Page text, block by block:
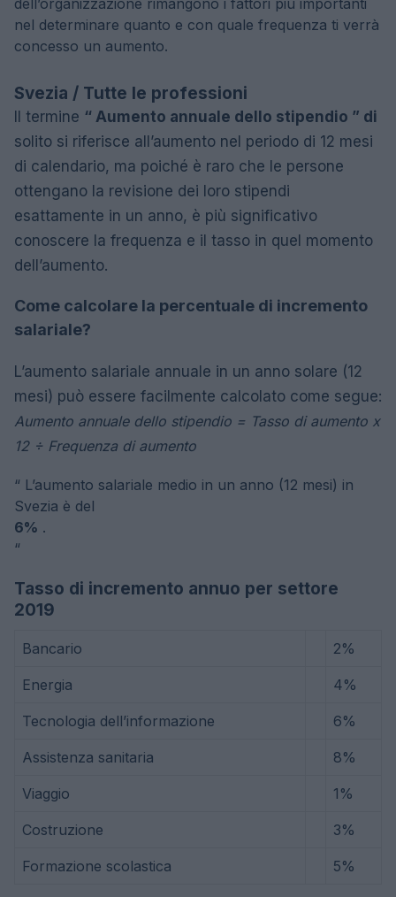
dell’organizzazione rimangono i fattori più importanti
nel determinare quanto e con quale frequenza ti verrà
concesso un aumento.
Svezia / Tutte le professioni
Il termine “ Aumento annuale dello stipendio ” di
solito si riferisce all’aumento nel periodo di 12 mesi
di calendario, ma poiché è raro che le persone
ottengano la revisione dei loro stipendi
esattamente in un anno, è più significativo
conoscere la frequenza e il tasso in quel momento
dell’aumento.
Come calcolare la percentuale di incremento
salariale?
L’aumento salariale annuale in un anno solare (12
mesi) può essere facilmente calcolato come segue:
Aumento annuale dello stipendio = Tasso di aumento x
12 ÷ Frequenza di aumento
“ L’aumento salariale medio in un anno (12 mesi) in
Svezia è del
6% .
“
Tasso di incremento annuo per settore
2019
Bancario 2%
Energia 4%
Tecnologia dell’informazione 6%
Assistenza sanitaria 8%
Viaggio 1%
Costruzione 3%
Formazione scolastica 5%